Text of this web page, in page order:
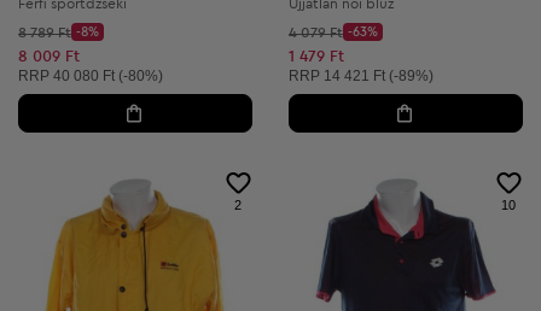
Férfi sportdzseki
Kezdő ár:
8 789 Ft
Discount Price:
-8%
Csökkentett ár:
8 009 Ft
Ajánlott ár:
RRP 40 080 Ft (-80%)
Ujjatlan női blúz
Kezdő ár:
4 079 Ft
Discount Price:
-63%
Csökkentett ár:
1 479 Ft
Ajánlott ár:
RRP 14 421 Ft (-89%)
2 10